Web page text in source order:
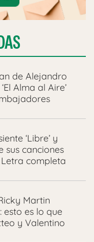
de Alejandro
Alma al Aire’
‘Libre’ y
sus canciones
completa
Martin
esto es lo que
y Valentino